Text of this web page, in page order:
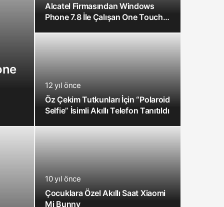
Alcatel Firmasından Windows
Phone 7.8 İle Çalışan One Touch
12 yıl önce
Öz Çekim Tutkunları İçin “Polaroid
Selfie” İsimli Akıllı Telefon Tanıtıldı
10 yıl önce
Çocuklara Özel Akıllı Saat Xiaomi
Mi Bunny